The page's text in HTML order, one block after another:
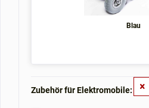
Blau
Zubehör für Elektromobile: **